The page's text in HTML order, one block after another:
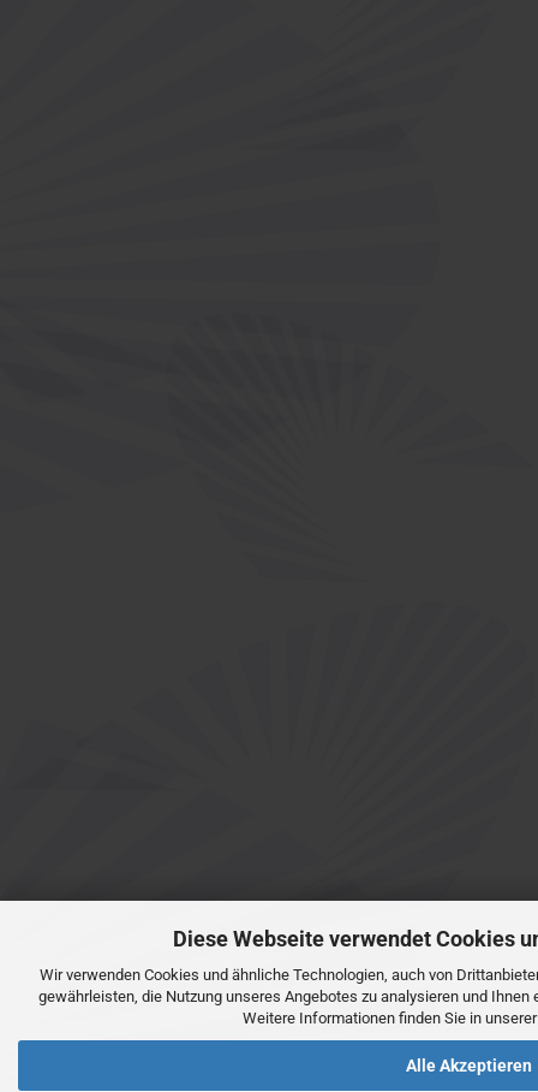
Diese Webseite verwendet Cookies
Wir verwenden Cookies und ähnliche Technologien, auch von
gewährleisten, die Nutzung unseres Angebotes zu analysieren und
Weitere Informationen finden Sie in
Alle Akzeptieren